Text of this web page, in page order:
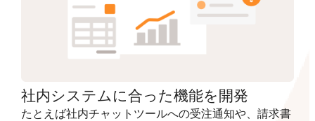
社内システムに合った機能を開発
たとえば社内チャットツールへの受注通知や、請求書